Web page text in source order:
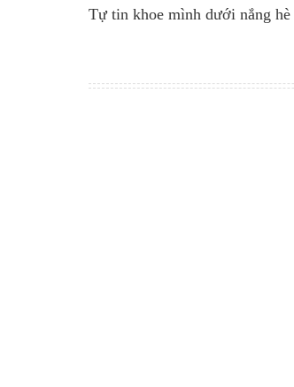
Tự tin khoe mình dưới nắng